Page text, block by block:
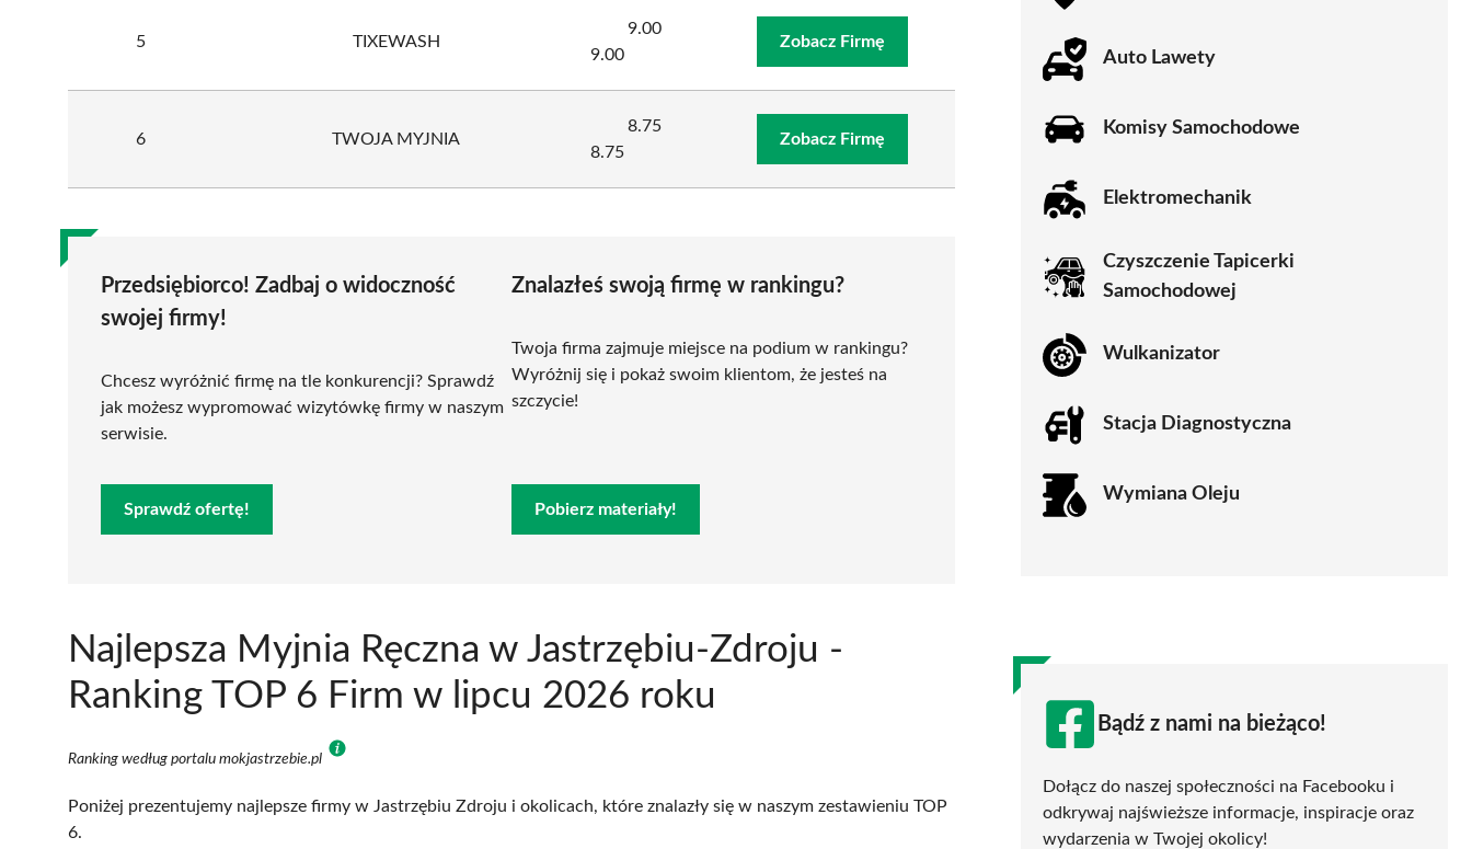
5 TIXEWASH
9.00
9.00
Zobacz Firmę
6 TWOJA MYJNIA
8.75
8.75
Zobacz Firmę
Przedsiębiorco! Zadbaj o widoczność
swojej firmy!
Chcesz wyróżnić firmę na tle konkurencji? Sprawdź
jak możesz wypromować wizytówkę firmy w naszym
serwisie.
Sprawdź ofertę!
Znalazłeś swoją firmę w rankingu?
Twoja firma zajmuje miejsce na podium w rankingu?
Wyróżnij się i pokaż swoim klientom, że jesteś na
szczycie!
Pobierz materiały!
Najlepsza Myjnia Ręczna w Jastrzębiu-Zdroju -
Ranking TOP 6 Firm w lipcu 2026 roku
Ranking według portalu mokjastrzebie.pl
Poniżej prezentujemy najlepsze firmy w Jastrzębiu Zdroju i okolicach, które znalazły się w naszym zestawieniu TOP
6.
Auto Lawety
Komisy Samochodowe
Elektromechanik
Czyszczenie Tapicerki
Samochodowej
Wulkanizator
Stacja Diagnostyczna
Wymiana Oleju
Bądź z nami na bieżąco!
Dołącz do naszej społeczności na Facebooku i
odkrywaj najświeższe informacje, inspiracje oraz
wydarzenia w Twojej okolicy!